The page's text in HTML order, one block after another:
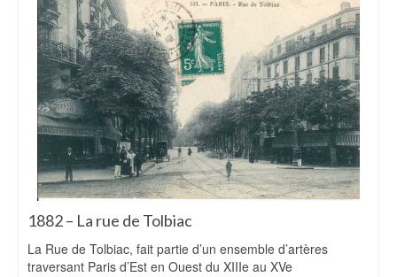
1882 – La rue de Tolbiac
La Rue de Tolbiac, fait partie d’un ensemble d’artères
traversant Paris d’Est en Ouest du XIIIe au XVe